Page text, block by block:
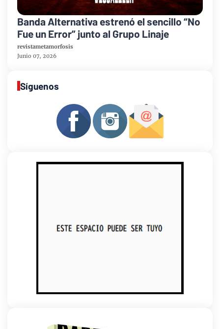
Banda Alternativa estrenó el sencillo “No
Fue un Error” junto al Grupo Linaje
revistametamorfosis
Junio 07, 2026
Síguenos